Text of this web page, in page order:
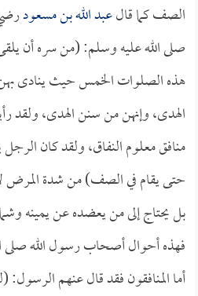
الصف كما قالعبد الله بن مسعود
صلى الله عليه وسلم: (من سره أن
هذه الصلوات الخمس حيث ينادى
الهدى، وإنهن من سنن الهدى، ولقد
منافق معلوم النفاق، ولقد كان
حتى يقام في الصف) من شدة المرض
بل يحتاج إلى من يعضده عن يمينه
فهذه أحوال أصحاب رسول الله صلى
أما المنافقون فقد قال عنهم الرسول: